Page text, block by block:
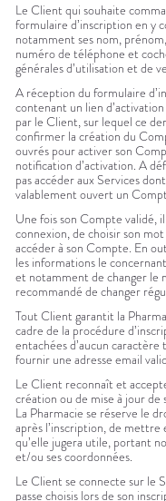
Le Client qui souhaite
formulaire d’inscription en y
notamment ses nom,
numéro de téléphone et
générales d’utilisation et de
A réception du formulaire
contenant un lien
par le Client, sur lequel ce
confirmer la création du
ouvrés pour activer son
notification d’activation. A
pas accéder aux Services
valablement ouvert un
Une fois son Compte validé,
connexion, de choisir son
accéder à son Compte. En
les informations le
et notamment de changer le
recommandé de changer
Tout Client garantit la
cadre de la procédure
entachées d’aucun
fournir une adresse email
Le Client reconnaît et
création ou de mise à jour
La Pharmacie se réserve le
après l’inscription, de
qu’elle jugera utile, portant
et/ou ses coordonnées.
Le Client se connecte sur le
passe choisis lors de son